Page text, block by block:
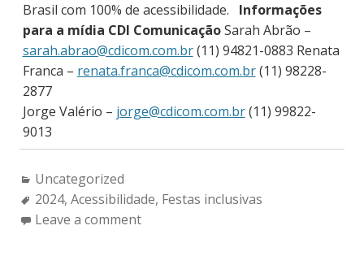
Brasil com 100% de acessibilidade. Informações
para a mídia CDI ComunicaçãoSarah Abrão –
sarah.abrao@cdicom.com.br(11) 94821-0883 Renata
Franca – renata.franca@cdicom.com.br(11) 98228-
2877
Jorge Valério – jorge@cdicom.com.br(11) 99822-
9013
Categories:
Uncategorized
Tags:
2024, Acessibilidade, Festas inclusivas
Leave a comment